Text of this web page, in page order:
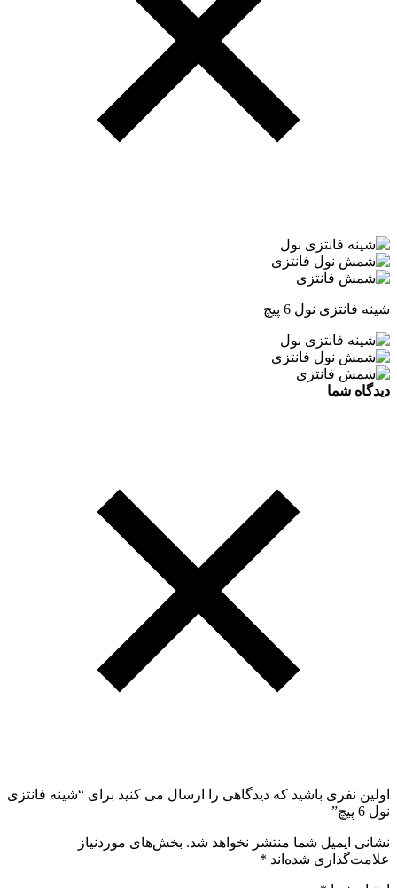
شینه فانتزی نول 6 پیچ
دیدگاه شما
اولین نفری باشید که دیدگاهی را ارسال می کنید برای “شینه فانتزی
نول 6 پیچ”
نشانی ایمیل شما منتشر نخواهد شد. بخش‌های موردنیاز
علامت‌گذاری شده‌اند *